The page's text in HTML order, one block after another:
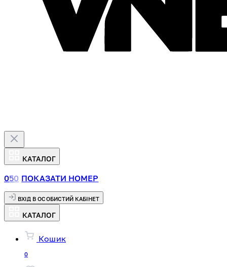
КАТАЛОГ
050 ПОКАЗАТИ НОМЕР
ВХІД В ОСОБИСТИЙ КАБІНЕТ
КАТАЛОГ
Кошик
0